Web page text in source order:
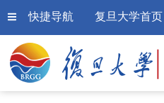
快捷导航 复旦大学首页